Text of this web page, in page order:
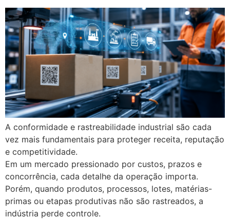
A conformidade e rastreabilidade industrial são cada
vez mais fundamentais para proteger receita, reputação
e competitividade.
Em um mercado pressionado por custos, prazos e
concorrência, cada detalhe da operação importa.
Porém, quando produtos, processos, lotes, matérias-
primas ou etapas produtivas não são rastreados, a
indústria perde controle.